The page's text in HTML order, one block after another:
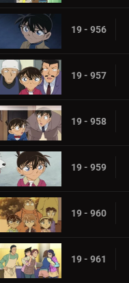
19 - 956
19 - 957
19 - 958
19 - 959
19 - 960
19 - 961